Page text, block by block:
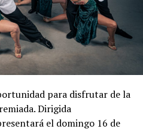
para disfrutar de la
Dirigida
el domingo 16 de